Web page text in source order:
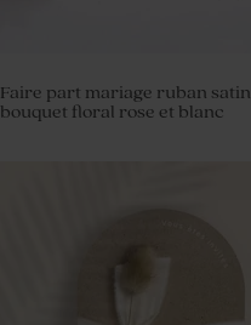
Faire part mariage ruban satin
bouquet floral rose et blanc